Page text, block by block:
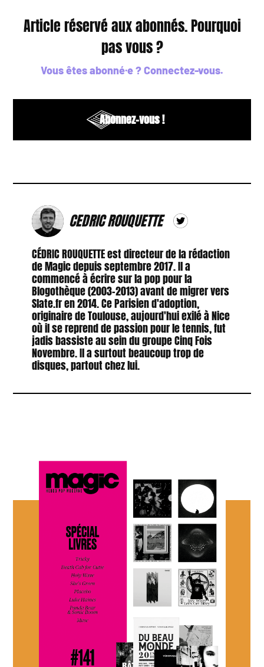
Article réservé aux abonnés. Pourquoi
pas vous ?
Vous êtes abonné·e ?Connectez-vous.
Abonnez-vous !
CEDRIC ROUQUETTE
CÉDRIC ROUQUETTE est directeur de la rédaction
de Magic depuis septembre 2017. Il a
commencé à écrire sur la pop pour la
Blogothèque (2003-2013) avant de migrer vers
Slate.fr en 2014. Ce Parisien d'adoption,
originaire de Toulouse, aujourd'hui exilé à Nice
où il se reprend de passion pour le tennis, fut
jadis bassiste au sein du groupe Cinq Fois
Novembre. Il a surtout beaucoup trop de
disques, partout chez lui.